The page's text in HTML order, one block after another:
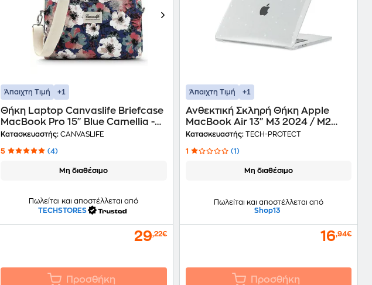
Άπαιχτη Τιμή +1
Θήκη Laptop Canvaslife Briefcase
MacBook Pro 15" Blue Camellia -
Μπλε
Κατασκευαστής: CANVASLIFE
5 (4)
Μη διαθέσιμο
Πωλείται και αποστέλλεται από
TECHSTORES
29,22€
Προσθήκη
Άπαιχτη Τιμή +1
Ανθεκτική Σκληρή Θήκη Apple
MacBook Air 13" M3 2024 / M2
2022 - Tech-Protect Smartshell -
Κατασκευαστής:TECH-PROTECT
1 (1)
Μη διαθέσιμο
Πωλείται και αποστέλλεται από
Shop13
16,94€
Προσθήκη